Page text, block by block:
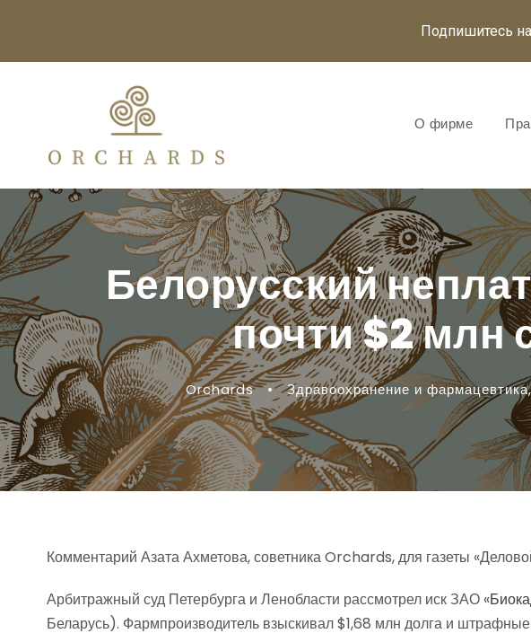
О фирме
Белорусский
почти $2 млн
Orchards • Здравоохранение и фармацевтика,
Комментарий Азата Ахметова, советника Orchards, для газеты
Арбитражный суд Петербурга и Ленобласти рассмотрел иск ЗАО «
Беларусь). Фармпроизводитель взыскивал $1,68 млн долга и штрафные
Подпишитесь